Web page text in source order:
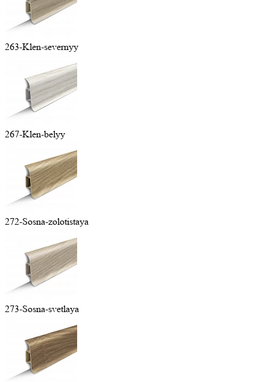
263-Klen-severnyy
267-Klen-belyy
272-Sosna-zolotistaya
273-Sosna-svetlaya